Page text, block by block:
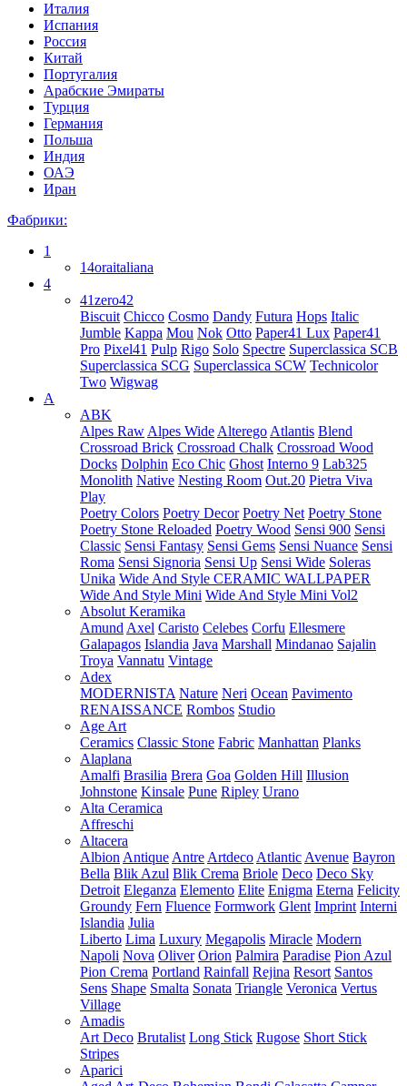
Италия
Испания
Россия
Китай
Португалия
Арабские Эмираты
Турция
Германия
Польша
Индия
ОАЭ
Иран
Фабрики:
1
14oraitaliana
4
41zero42
Biscuit Chicco Cosmo Dandy Futura Hops Italic
Jumble Kappa Mou Nok Otto Paper41 Lux Paper41
Pro Pixel41 Pulp Rigo Solo Spectre Superclassica SCB
Superclassica SCG Superclassica SCW Technicolor
Two Wigwag
A
ABK
Alpes Raw Alpes Wide Alterego Atlantis Blend
Crossroad Brick Crossroad Chalk Crossroad Wood
Docks Dolphin Eco Chic Ghost Interno 9 Lab325
Monolith Native Nesting Room Out.20 Pietra Viva
Play
Poetry Colors Poetry Decor Poetry Net Poetry Stone
Poetry Stone Reloaded Poetry Wood Sensi 900 Sensi
Classic Sensi Fantasy Sensi Gems Sensi Nuance Sensi
Roma Sensi Signoria Sensi Up Sensi Wide Soleras
Unika Wide And Style CERAMIC WALLPAPER
Wide And Style Mini Wide And Style Mini Vol2
Absolut Keramika
Amund Axel Caristo Celebes Corfu Ellesmere
Galapagos Islandia Java Marshall Mindanao Sajalin
Troya Vannatu Vintage
Adex
MODERNISTA Nature Neri Ocean Pavimento
RENAISSANCE Rombos Studio
Age Art
Ceramics Classic Stone Fabric Manhattan Planks
Alaplana
Amalfi Brasilia Brera Goa Golden Hill Illusion
Johnstone Kinsale Pune Ripley Urano
Alta Ceramica
Affreschi
Altacera
Albion Antique Antre Artdeco Atlantic Avenue Bayron
Bella Blik Azul Blik Crema Briole Deco Deco Sky
Detroit Eleganza Elemento Elite Enigma Eterna Felicity
Groundy Fern Fluence Formwork Glent Imprint Interni
Islandia Julia
Liberto Lima Luxury Megapolis Miracle Modern
Napoli Nova Oliver Orion Palmira Paradise Pion Azul
Pion Crema Portland Rainfall Rejina Resort Santos
Sens Shape Smalta Sonata Triangle Veronica Vertus
Village
Amadis
Art Deco Brutalist Long Stick Rugose Short Stick
Stripes
Aparici